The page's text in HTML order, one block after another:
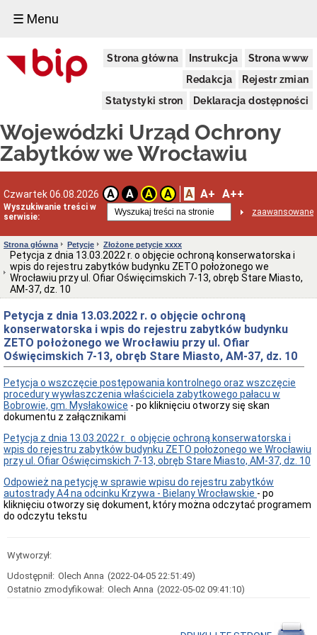
☰ Menu
Strona główna Instrukcja
Strona www
Redakcja
Rejestr zmian
Statystyki stron
Deklaracja dostępności
Wojewódzki Urząd Ochrony
Zabytków we Wrocławiu
Czwartek 06.08.2026 A A A A A A+ A++
Wyszukiwanie treści w
serwisie:
zaawansowane
Dostępność
Deklaracja
dostępności
realizowanym
projekcie
dofinansowanym
Europejskich
Delegatury
adresowe
Podstawy
prawne
działalności
Osoby
kompetencje
Przedmiot
działania
i
kompetencje
Sprawozdawczość
finansowa
Statystyki
Rada
Ochrony
Zabytków
Poradnik
klienta
Jak
załatwić
interesantów
Opłaty
skarbowe
Strona główna Petycje Złożone petycje xxxx
Petycja z dnia 13.03.2022 r. o objęcie ochroną konserwatorska i
wpis do rejestru zabytków budynku ZETO położonego we
Wrocławiu przy ul. Ofiar Oświęcimskich 7-13, obręb Stare Miasto,
AM-37, dz. 10
Petycja z dnia 13.03.2022 r. o objęcie ochroną
konserwatorska i wpis do rejestru zabytków budynku
ZETO położonego we Wrocławiu przy ul. Ofiar
Oświęcimskich 7-13, obręb Stare Miasto, AM-37, dz. 10
Petycja o wszczęcie postępowania kontrolnego oraz wszczęcie
procedury wywłaszczenia właściciela zabytkowego pałacu w
Bobrowie, gm. Mysłakowice - po kliknięciu otworzy się skan
dokumentu z załącznikami
Petycja z dnia 13.03.2022 r. o objęcie ochroną konserwatorska i
wpis do rejestru zabytków budynku ZETO położonego we Wrocławiu
przy ul. Ofiar Oświęcimskich 7-13, obręb Stare Miasto, AM-37, dz. 10
Odpowież na petycję w sprawie wpisu do rejestru zabytków
autostrady A4 na odcinku Krzywa - Bielany Wrocławskie - po
kliknięciu otworzy się dokument, który można odczytać programem
do odczytu tekstu
Wytworzył:
Udostępnił: Olech Anna (2022-04-05 22:51:49)
Ostatnio zmodyfikował: Olech Anna (2022-05-02 09:41:10)